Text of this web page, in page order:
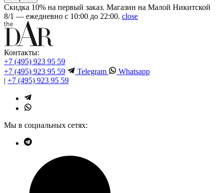
Скидка 10% на первый заказ. Магазин на Малой Никитской
8/1 — ежедневно с 10:00 до 22:00. close
Контакты:
+7 (495) 923 95 59
+7 (495) 923 95 59
Telegram
Whatsapp
| +7 (495) 923 95 59
Мы в социальных сетях: